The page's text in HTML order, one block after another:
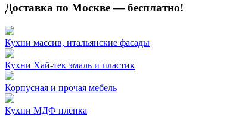
Доставка по Москве — бесплатно!
Кухни массив, итальянские фасады
Кухни Хай-тек эмаль и пластик
Корпусная и прочая мебель
Кухни МДФ плёнка